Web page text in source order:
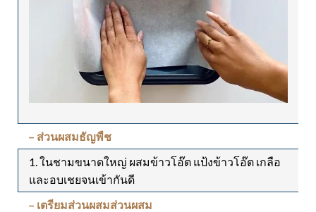
– ส่วนผสมธัญพืช
1. ในชามขนาดใหญ่ ผสมข้าวโอ๊ต แป้งข้าวโอ๊ต เกลือ
และอบเชยจนเข้ากันดี
– เตรียมส่วนผสมส่วนผสม